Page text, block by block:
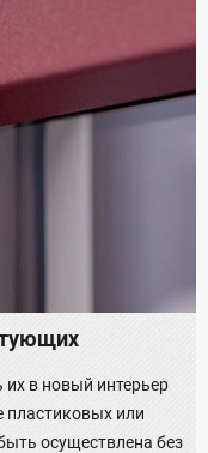
в новый интерьер
пластиковых или
осуществлена без